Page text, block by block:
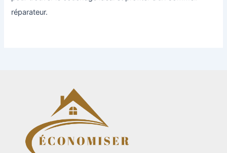
réparateur.